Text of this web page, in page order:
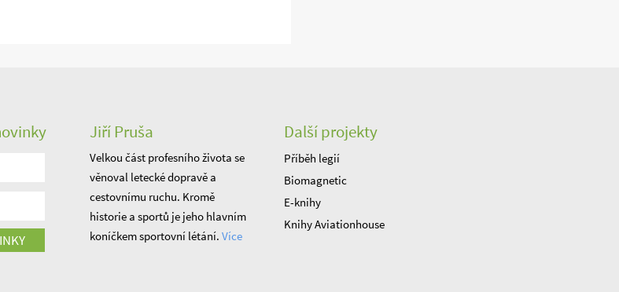
Jiří Pruša
Velkou část profesního života se
věnoval letecké dopravě a
cestovnímu ruchu. Kromě
historie a sportů je jeho hlavním
koníčkem sportovní létání. Více
Další projekty
Příběh legií
Biomagnetic
E-knihy
Knihy Aviationhouse